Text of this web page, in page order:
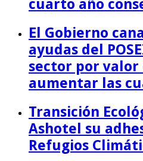
cuarto año
El Gobierno
ayudas del
sector por valor
aumentar las
Transición
Ashotel su
Refugios